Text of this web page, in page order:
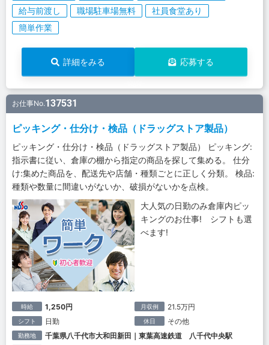
給与前渡し
職場駐車場無料
社員食堂あり
簡単作業
詳細をみる 応募する
お仕事No.137531
ピッキング・仕分け・検品（ドラッグストア製品）
ピッキング・仕分け・検品（ドラッグストア製品） ピッキング:
指示書に従い、倉庫の棚から指定の商品を探して集める。 仕分
け:集めた商品を、配送先や店舗・種類ごとに正しく分類。 検品:
種類や数量に間違いがないか、破損がないかを点検。
大人気の日勤のみ倉庫内ピッ
キングのお仕事! シフトも選
べます!
時給 1,250円 月収例 21.5万円
シフト 日勤 休日 その他
勤務地 千葉県八千代市大和田新田｜東葉高速鉄道 八千代中央駅